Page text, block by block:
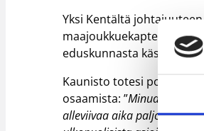
Yksi Kentältä
maajoukkuekapteeni
eduskunnasta käsin.
Kaunisto totesi
osaamista: ”Minua
alleviivaa aika paljon